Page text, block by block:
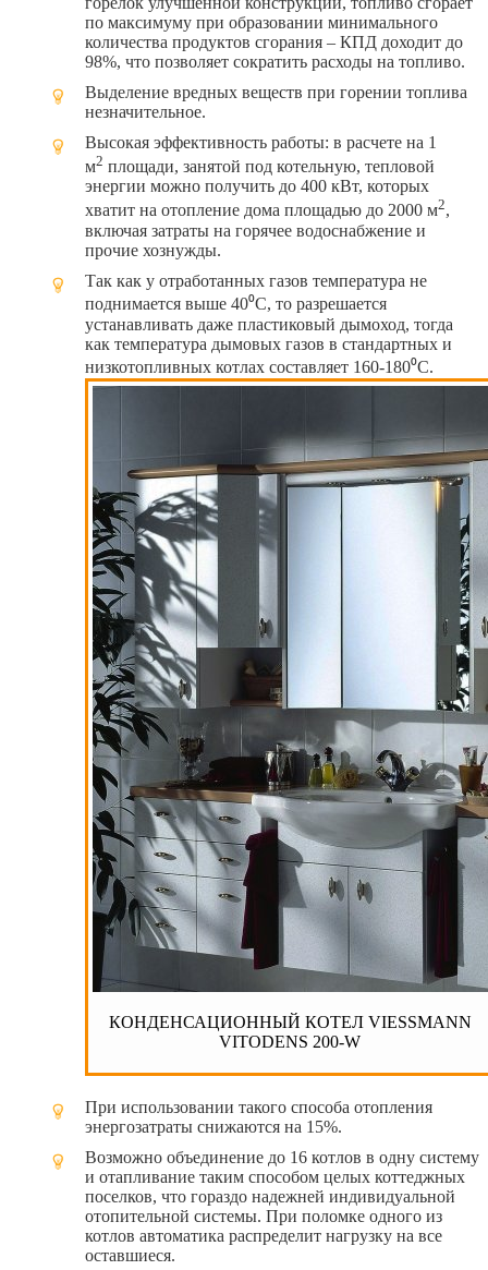
по максимуму при образовании минимального
количества продуктов сгорания – КПД доходит до
98%, что позволяет сократить расходы на топливо.
Выделение вредных веществ при горении топлива
незначительное.
Высокая эффективность работы: в расчете на 1
м2 площади, занятой под котельную, тепловой
энергии можно получить до 400 кВт, которых
хватит на отопление дома площадью до 2000 м2,
включая затраты на горячее водоснабжение и
прочие хознужды.
Так как у отработанных газов температура не
поднимается выше 40⁰С, то разрешается
устанавливать даже пластиковый дымоход, тогда
как температура дымовых газов в стандартных и
низкотопливных котлах составляет 160-180⁰С.
КОНДЕНСАЦИОННЫЙ КОТЕЛ VIESSMANN
VITODENS 200-W
При использовании такого способа отопления
энергозатраты снижаются на 15%.
Возможно объединение до 16 котлов в одну систему
и отапливание таким способом целых коттеджных
поселков, что гораздо надежней индивидуальной
отопительной системы. При поломке одного из
котлов автоматика распределит нагрузку на все
оставшиеся.